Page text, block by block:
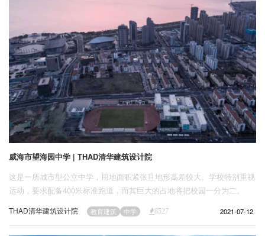
威海市望海园中学 | THAD清华建筑设计院
这是一所城市型公立中学，用地面积紧张且地形高差较大。学校特别重视
运动，要求配备400米标准跑道，而其巨大的占地将把校园一分为二。
THAD清华建筑设计院 教育建筑 中学 8527 2021-07-12